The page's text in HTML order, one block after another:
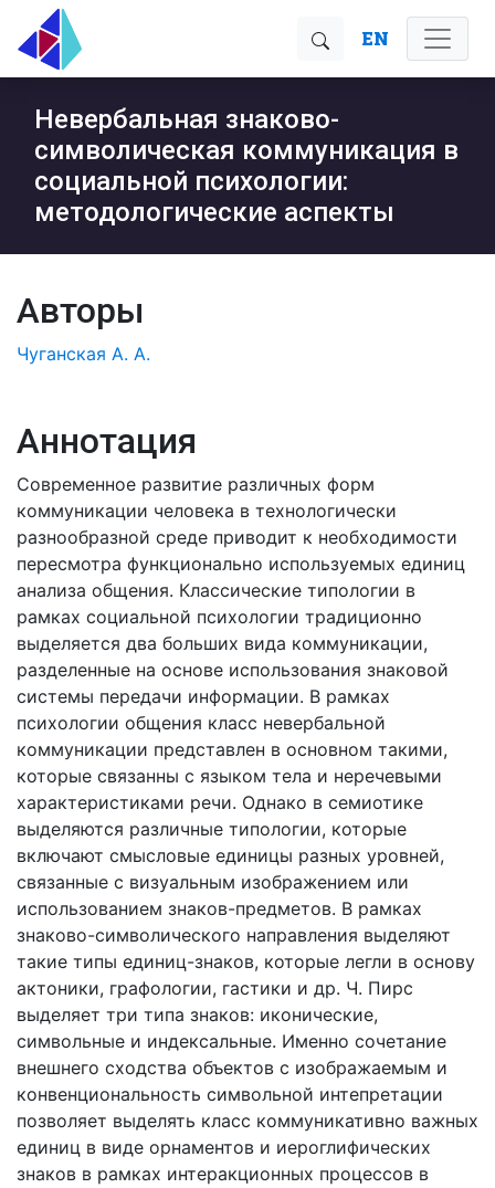
EN
Невербальная знаково-
символическая коммуникация в
социальной психологии:
методологические аспекты
Авторы
Чуганская А. А.
Аннотация
Современное развитие различных форм
коммуникации человека в технологически
разнообразной среде приводит к необходимости
пересмотра функционально используемых единиц
анализа общения. Классические типологии в
рамках социальной психологии традиционно
выделяется два больших вида коммуникации,
разделенные на основе использования знаковой
системы передачи информации. В рамках
психологии общения класс невербальной
коммуникации представлен в основном такими,
которые связанны с языком тела и неречевыми
характеристиками речи. Однако в семиотике
выделяются различные типологии, которые
включают смысловые единицы разных уровней,
связанные с визуальным изображением или
использованием знаков-предметов. В рамках
знаково-символического направления выделяют
такие типы единиц-знаков, которые легли в основу
актоники, графологии, гастики и др. Ч. Пирс
выделяет три типа знаков: иконические,
символьные и индексальные. Именно сочетание
внешнего сходства объектов с изображаемым и
конвенциональность символьной интепретации
позволяет выделять класс коммуникативно важных
единиц в виде орнаментов и иероглифических
знаков в рамках интеракционных процессов в